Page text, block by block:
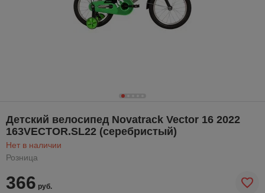
Детский велосипед Novatrack Vector 16 2022
163VECTOR.SL22 (серебристый)
Нет в наличии
Розница
366 руб.